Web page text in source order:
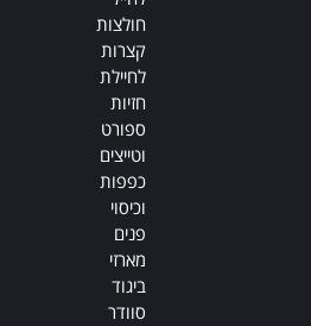
חולצות
קצרות
לחיילת
חזיות
ספורט
וטייצים
כפפות
וכיסוי
פנים
מארזי
ביגוד
סוודר